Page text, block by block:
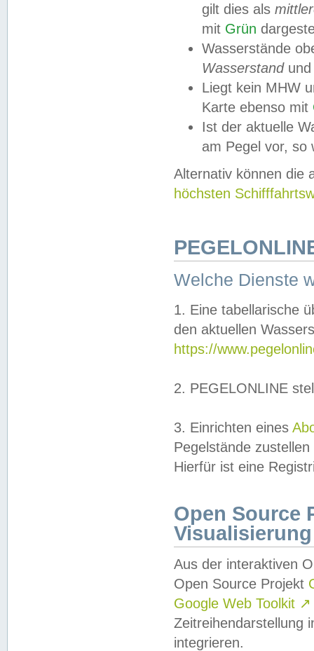
gilt dies als
mit Grün
Wasserstände
Wasserstandund
Liegt kein MHW
Karte ebenso mit
Ist der aktuelle
am Pegel vor,
Alternativ können die
höchsten
Welche Dienste
1. Eine tabellarische
den aktuellen
https://
2. PEGELONLINE
3. Einrichten eines
Pegelstände
Hierfür ist eine
Open Source
Visualisierung
Aus der interaktiven
Open Source Projekt
Google Web Toolkit ↗
Zeitreihendarstellung
integrieren.